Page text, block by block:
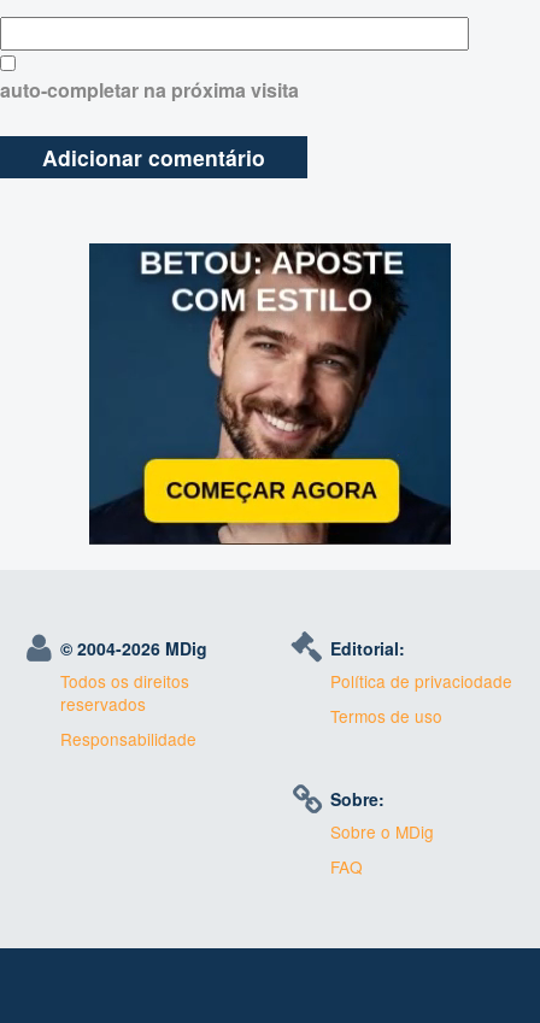
auto-completar na próxima visita
© 2004-2026 MDig
Todos os direitos
reservados
Responsabilidade
Editorial:
Política de privaciodade
Termos de uso
Sobre:
Sobre o MDig
FAQ